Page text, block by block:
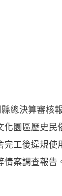
總決算審核
化園區歷史民
工後違規使
案調查報告